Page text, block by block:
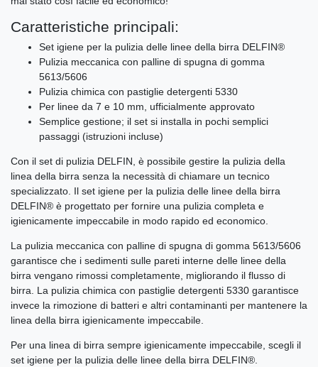
Caratteristiche principali:
Set igiene per la pulizia delle linee della birra DELFIN®
Pulizia meccanica con palline di spugna di gomma
5613/5606
Pulizia chimica con pastiglie detergenti 5330
Per linee da 7 e 10 mm, ufficialmente approvato
Semplice gestione; il set si installa in pochi semplici
passaggi (istruzioni incluse)
Con il set di pulizia DELFIN, è possibile gestire la pulizia della
linea della birra senza la necessità di chiamare un tecnico
specializzato. Il set igiene per la pulizia delle linee della birra
DELFIN® è progettato per fornire una pulizia completa e
igienicamente impeccabile in modo rapido ed economico.
La pulizia meccanica con palline di spugna di gomma 5613/5606
garantisce che i sedimenti sulle pareti interne delle linee della
birra vengano rimossi completamente, migliorando il flusso di
birra. La pulizia chimica con pastiglie detergenti 5330 garantisce
invece la rimozione di batteri e altri contaminanti per mantenere la
linea della birra igienicamente impeccabile.
Per una linea di birra sempre igienicamente impeccabile, scegli il
set igiene per la pulizia delle linee della birra DELFIN®.